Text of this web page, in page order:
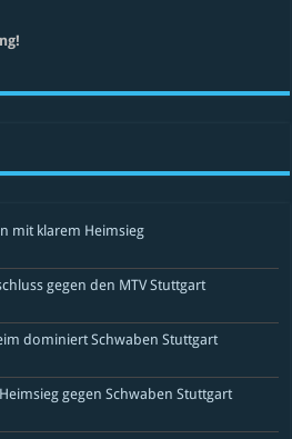
mit klarem Heimsieg
gegen den MTV Stuttgart
dominiert Schwaben Stuttgart
gegen Schwaben Stuttgart